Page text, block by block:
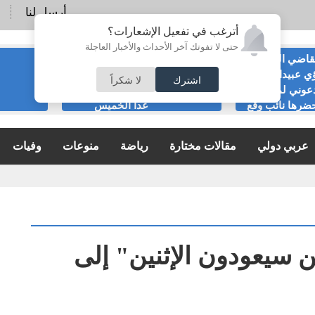
أترغب في تفعيل الإشعارات؟
حتى لا تفوتك آخر الأحداث والأخبار العاجلة
اشترك لا شكراً
أرسل لنا
السابق
عبيدات :لا
لمناسبة
نائب وقع
صحة انباء صدور
نتائج الثانوية العامة
غدا الخميس
عربي دولي مقالات مختارة رياضة منوعات وفيات
سيعودون الإثنين" إلى